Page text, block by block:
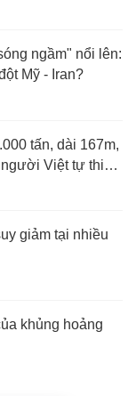
5
Mỹ - Iran?
Việt tự thiết
của nước ta